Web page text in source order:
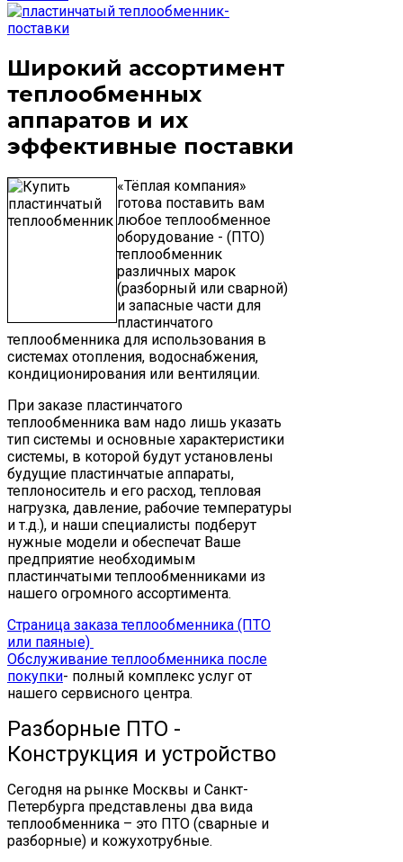
Широкий ассортимент
теплообменных
аппаратов и их
эффективные поставки
«Тёплая компания»
готова поставить вам
любое теплообменное
оборудование - (ПТО)
теплообменник
различных марок
(разборный или сварной)
и запасные части для
пластинчатого
теплообменника для использования в
системах отопления, водоснабжения,
кондиционирования или вентиляции.
При заказе пластинчатого
теплообменника вам надо лишь указать
тип системы и основные характеристики
системы, в которой будут установлены
будущие пластинчатые аппараты,
теплоноситель и его расход, тепловая
нагрузка, давление, рабочие температуры
и т.д.), и наши специалисты подберут
нужные модели и обеспечат Ваше
предприятие необходимым
пластинчатыми теплообменниками из
нашего огромного ассортимента.
Страница заказа теплообменника (ПТО
или паяные)
Обслуживание теплообменника после
покупки- полный комплекс услуг от
нашего сервисного центра.
Разборные ПТО -
Конструкция и устройство
Сегодня на рынке Москвы и Санкт-
Петербурга представлены два вида
теплообменника – это ПТО (сварные и
разборные) и кожухотрубные.